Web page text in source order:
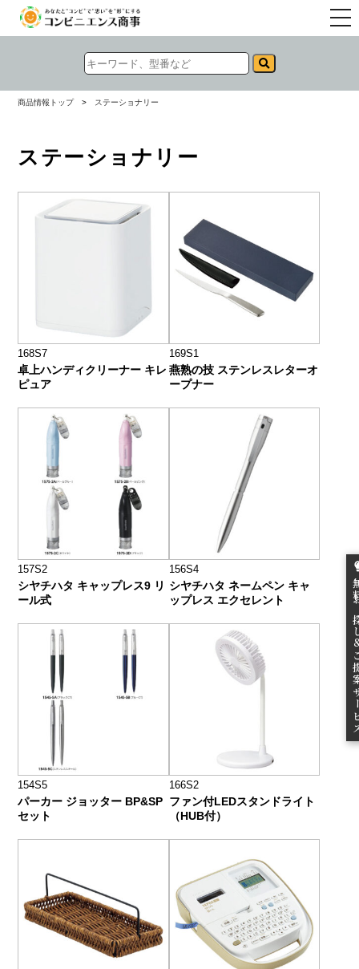
無
ご
商品情報トップ > ステーショナリー
ステーショナリー
168S7
卓上ハンディクリーナー キレ
ピュア
169S1
燕熟の技 ステンレスレターオ
ープナー
157S2
シヤチハタ キャップレス9 リ
ール式
156S4
シヤチハタ ネームペン キャ
ップレス エクセレント
154S5
パーカー ジョッター BP&SP
セット
166S2
ファン付LEDスタンドライト
（HUB付）